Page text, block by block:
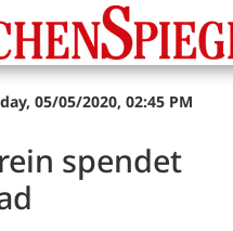
05/05/2020, 02:45 PM
spendet